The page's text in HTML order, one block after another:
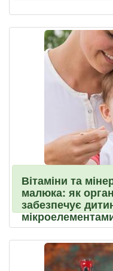
Вітаміни та
малюка: як
забезпечує